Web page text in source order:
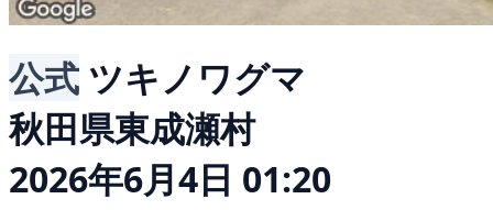
公式 ツキノワグマ
秋田県東成瀬村
2026年6月4日 01:20